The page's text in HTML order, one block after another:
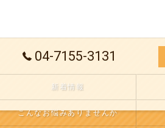
04-7155-3131
新着情報
こんなお悩みありませんか